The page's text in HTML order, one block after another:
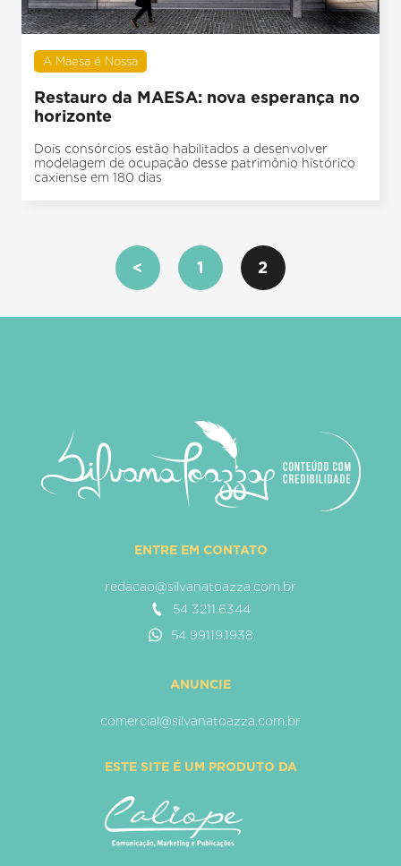
A Maesa é Nossa
Restauro da MAESA: nova esperança no
horizonte
Dois consórcios estão habilitados a desenvolver
modelagem de ocupação desse patrimônio histórico
caxiense em 180 dias
< 1 2
ENTRE EM CONTATO
redacao@silvanatoazza.com.br
54 3211.6344
54 99119.1938
ANUNCIE
comercial@silvanatoazza.com.br
ESTE SITE É UM PRODUTO DA